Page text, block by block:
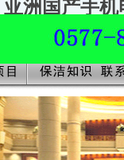
洲国产手机